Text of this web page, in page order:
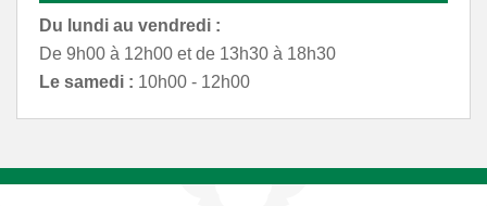
Du lundi au vendredi :
De 9h00 à 12h00 et de 13h30 à 18h30
Le samedi : 10h00 - 12h00